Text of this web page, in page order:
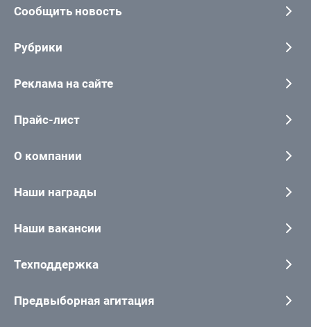
Сообщить новость
Рубрики
Реклама на сайте
Прайс-лист
О компании
Наши награды
Наши вакансии
Техподдержка
Предвыборная агитация